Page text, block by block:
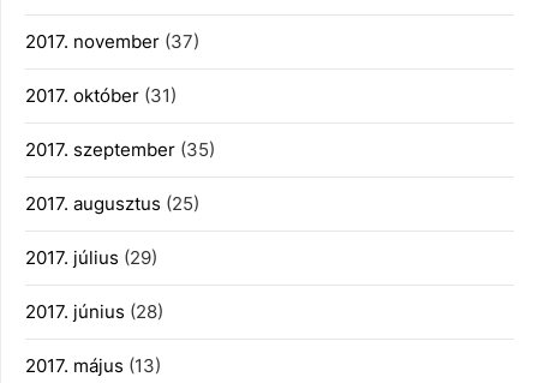
2017. november (37)
2017. október (31)
2017. szeptember (35)
2017. augusztus (25)
2017. július (29)
2017. június (28)
2017. május (13)